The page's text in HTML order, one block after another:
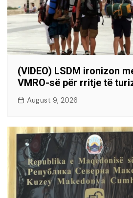
(VIDEO) LSDM ironizon
VMRO-së për rritje të
August 9, 2026